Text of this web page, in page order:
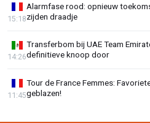
Alarmfase rood: opnieuw
zijden draadje
15:18
Transferbom bij UAE Team
definitieve knoop door
14:26
Tour de France Femmes:
geblazen!
11:45